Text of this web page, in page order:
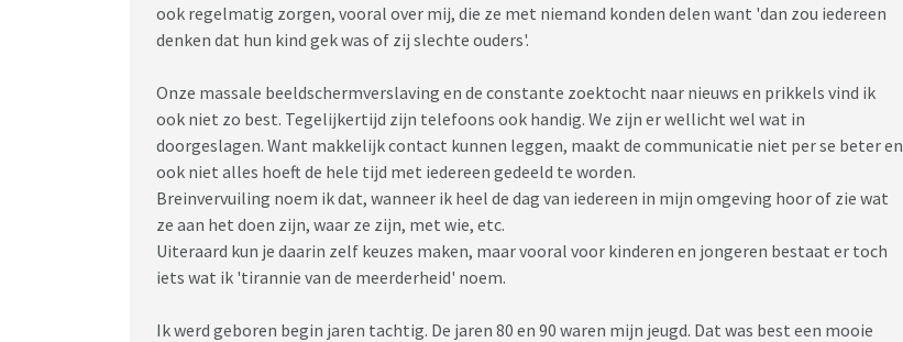
ook regelmatig zorgen, vooral over mij, die ze met niemand konden delen want 'dan zou iedereen
denken dat hun kind gek was of zij slechte ouders'.
Onze massale beeldschermverslaving en de constante zoektocht naar nieuws en prikkels vind ik
ook niet zo best. Tegelijkertijd zijn telefoons ook handig. We zijn er wellicht wel wat in
doorgeslagen. Want makkelijk contact kunnen leggen, maakt de communicatie niet per se beter en
ook niet alles hoeft de hele tijd met iedereen gedeeld te worden.
Breinvervuiling noem ik dat, wanneer ik heel de dag van iedereen in mijn omgeving hoor of zie wat
ze aan het doen zijn, waar ze zijn, met wie, etc.
Uiteraard kun je daarin zelf keuzes maken, maar vooral voor kinderen en jongeren bestaat er toch
iets wat ik 'tirannie van de meerderheid' noem.
Ik werd geboren begin jaren tachtig. De jaren 80 en 90 waren mijn jeugd. Dat was best een mooie